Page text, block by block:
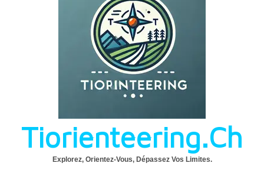
Tiorienteering.ch
Explorez, Orientez-Vous, Dépassez Vos Limites.